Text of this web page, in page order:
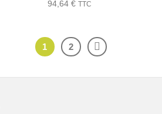
94,64 € TTC
1 2